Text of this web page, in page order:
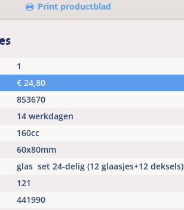
Print productblad
1
€ 24,80
853670
14 werkdagen
160cc
60x80mm
glas set 24-delig (12 glaasjes+12 deksels)
121
441990